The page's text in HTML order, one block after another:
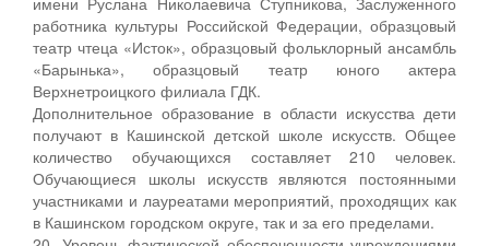
работника культуры Российской Федерации, образцовый
театр чтеца «Исток», образцовый фольклорный ансамбль
«Барынька», образцовый театр юного актера
Верхнетроицкого филиала ГДК.
Дополнительное образование в области искусства дети
получают в Кашинской детской школе искусств. Общее
количество обучающихся составляет 210 человек.
Обучающиеся школы искусств являются постоянными
участниками и лауреатами мероприятий, проходящих как
в Кашинском городском округе, так и за его пределами.